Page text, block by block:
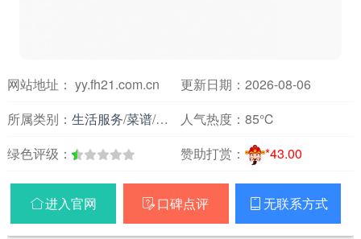
网站地址： yy.fh21.com.cn
更新日期：2026-08-06
所属类别： 生活服务/菜谱/饮食综合人气热度： 85℃
绿色评级：
赞助打赏： *43.00
进入官网  口碑点评  无联系方式